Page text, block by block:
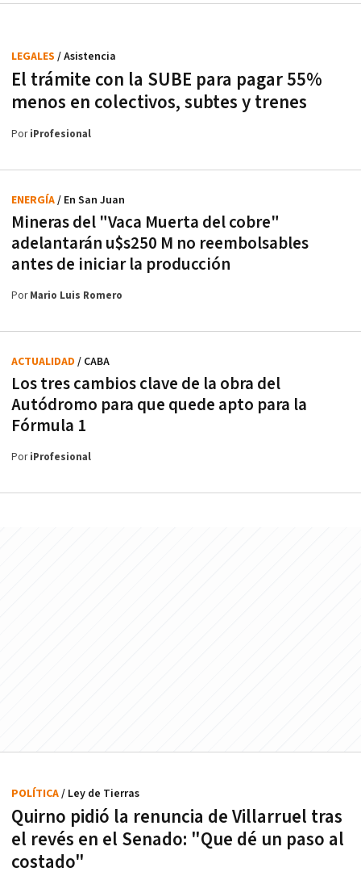
El trámite con la SUBE para pagar 55%
menos en colectivos, subtes y trenes
LEGALES / Asistencia
PoriProfesional
Mineras del "Vaca Muerta del cobre"
adelantarán u$s250 M no reembolsables
antes de iniciar la producción
ENERGÍA/ En San Juan
PorMario Luis Romero
Los tres cambios clave de la obra del
Autódromo para que quede apto para la
Fórmula 1
ACTUALIDAD / CABA
PoriProfesional
Quirno pidió la renuncia de Villarruel tras
el revés en el Senado: "Que dé un paso al
costado"
POLÍTICA/ Ley de Tierras